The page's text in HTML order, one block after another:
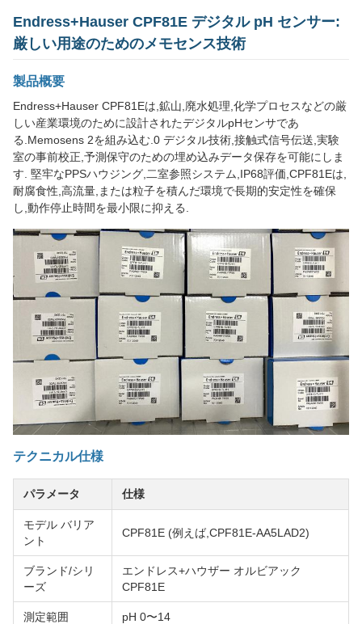
Endress+Hauser CPF81E デジタル pH センサー:
厳しい用途のためのメモセンス技術
製品概要
Endress+Hauser CPF81Eは,鉱山,廃水処理,化学プロセスなどの厳
しい産業環境のために設計されたデジタルpHセンサであ
る.Memosens 2を組み込む.0 デジタル技術,接触式信号伝送,実験
室の事前校正,予測保守のための埋め込みデータ保存を可能にしま
す. 堅牢なPPSハウジング,二室参照システム,IP68評価,CPF81Eは,
耐腐食性,高流量,または粒子を積んだ環境で長期的安定性を確保
し,動作停止時間を最小限に抑える.
テクニカル仕様
パラメータ 仕様
モデル バリア
ント
CPF81E (例えば,CPF81E-AA5LAD2)
ブランド/シリ
ーズ
エンドレス+ハウザー オルビアック
CPF81E
測定範囲 pH 0〜14